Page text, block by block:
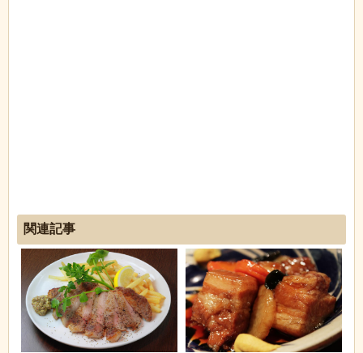
関連記事